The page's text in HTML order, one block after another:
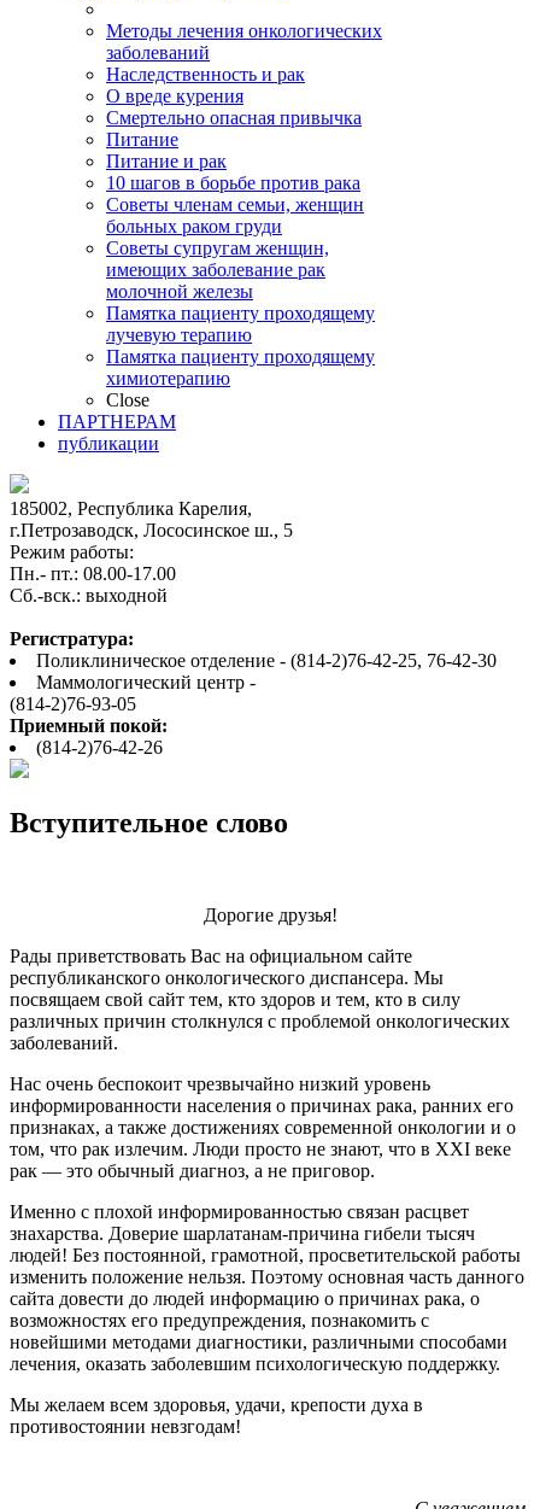
Методы лечения онкологических
заболеваний
Наследственность и рак
О вреде курения
Смертельно опасная привычка
Питание
Питание и рак
10 шагов в борьбе против рака
Советы членам семьи, женщин
больных раком груди
Советы супругам женщин,
имеющих заболевание рак
молочной железы
Памятка пациенту проходящему
лучевую терапию
Памятка пациенту проходящему
химиотерапию
Close
ПАРТНЕРАМ
публикации
185002, Республика Карелия,
г.Петрозаводск, Лососинское ш., 5
Режим работы:
Пн.- пт.: 08.00-17.00
Cб.-вск.: выходной
Регистратура:
Поликлиническое отделение - (814-2)76-42-25, 76-42-30
Маммологический центр -
(814-2)76-93-05
Приемный покой:
(814-2)76-42-26
Вступительное слово
Дорогие друзья!
Рады приветствовать Вас на официальном сайте
республиканского онкологического диспансера. Мы
посвящаем свой сайт тем, кто здоров и тем, кто в силу
различных причин столкнулся с проблемой онкологических
заболеваний.
Нас очень беспокоит чрезвычайно низкий уровень
информированности населения о причинах рака, ранних его
признаках, а также достижениях современной онкологии и о
том, что рак излечим. Люди просто не знают, что в XXI веке
рак — это обычный диагноз, а не приговор.
Именно с плохой информированностью связан расцвет
знахарства. Доверие шарлатанам-причина гибели тысяч
людей! Без постоянной, грамотной, просветительской работы
изменить положение нельзя. Поэтому основная часть данного
сайта довести до людей информацию о причинах рака, о
возможностях его предупреждения, познакомить с
новейшими методами диагностики, различными способами
лечения, оказать заболевшим психологическую поддержку.
Мы желаем всем здоровья, удачи, крепости духа в
противостоянии невзгодам!